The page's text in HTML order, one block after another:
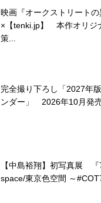
映画『オークストリートの
×【tenki.jp】 本作オリジ
策...
完全撮り下ろし「2027年
ンダー」 2026年10月発
【中島裕翔】初写真展
space/東京色空間 ～